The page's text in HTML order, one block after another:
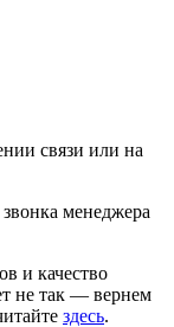
связи или на
менеджера
и качество
не так — вернем
здесь.